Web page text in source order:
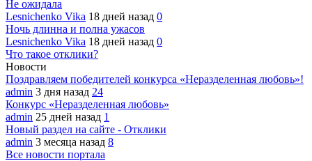
Не ожидала
Lesnichenko Vika 18 дней назад 0
Ночь длинна и полна ужасов
Lesnichenko Vika 18 дней назад 0
Что такое отклики?
Новости
Поздравляем победителей конкурса «Неразделенная любовь»!
admin 3 дня назад 24
Конкурс «Неразделенная любовь»
admin 25 дней назад 1
Новый раздел на сайте - Отклики
admin 3 месяца назад 8
Все новости портала